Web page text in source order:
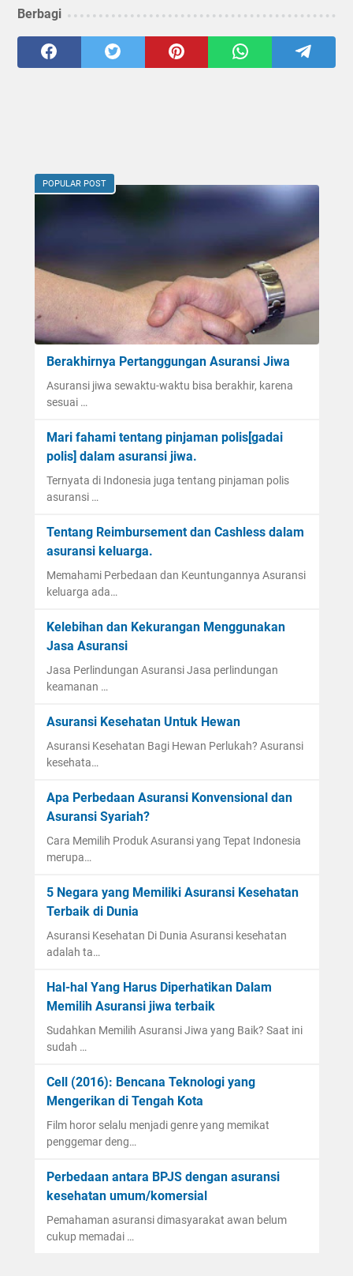
Berbagi
POPULAR POST
Berakhirnya Pertanggungan Asuransi Jiwa
Asuransi jiwa sewaktu-waktu bisa berakhir, karena
sesuai …
Mari fahami tentang pinjaman polis[gadai
polis] dalam asuransi jiwa.
Ternyata di Indonesia juga tentang pinjaman polis
asuransi …
Tentang Reimbursement dan Cashless dalam
asuransi keluarga.
Memahami Perbedaan dan Keuntungannya Asuransi
keluarga ada…
Kelebihan dan Kekurangan Menggunakan
Jasa Asuransi
Jasa Perlindungan Asuransi Jasa perlindungan
keamanan …
Asuransi Kesehatan Untuk Hewan
Asuransi Kesehatan Bagi Hewan Perlukah? Asuransi
kesehata…
Apa Perbedaan Asuransi Konvensional dan
Asuransi Syariah?
Cara Memilih Produk Asuransi yang Tepat Indonesia
merupa…
5 Negara yang Memiliki Asuransi Kesehatan
Terbaik di Dunia
Asuransi Kesehatan Di Dunia Asuransi kesehatan
adalah ta…
Hal-hal Yang Harus Diperhatikan Dalam
Memilih Asuransi jiwa terbaik
Sudahkan Memilih Asuransi Jiwa yang Baik? Saat ini
sudah …
Cell (2016): Bencana Teknologi yang
Mengerikan di Tengah Kota
Film horor selalu menjadi genre yang memikat
penggemar deng…
Perbedaan antara BPJS dengan asuransi
kesehatan umum/komersial
Pemahaman asuransi dimasyarakat awan belum
cukup memadai …